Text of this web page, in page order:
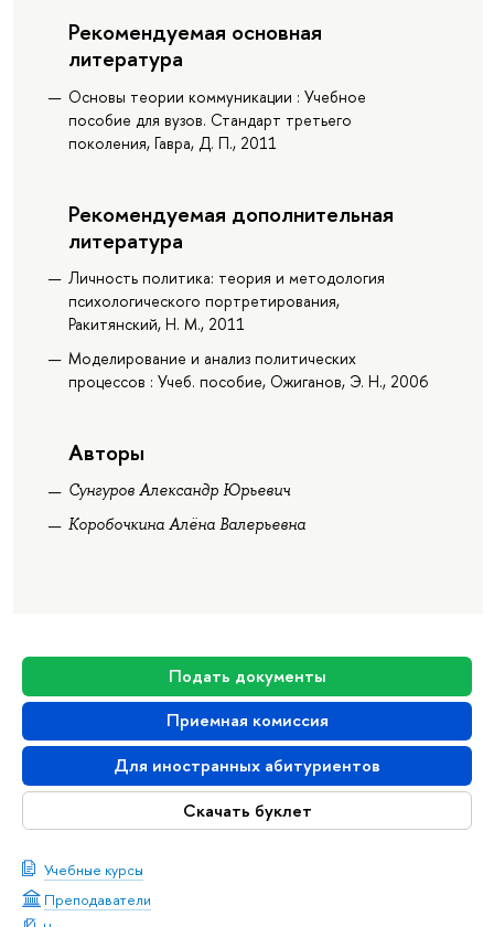
Подать документы
Приемная комиссия
Для иностранных абитуриентов
Скачать буклет
Учебные курсы
Преподаватели
Рекомендуемая основная
литература
Основы теории коммуникации : Учебное
пособие для вузов. Стандарт третьего
поколения, Гавра, Д. П., 2011
Рекомендуемая дополнительная
литература
Личность политика: теория и методология
психологического портретирования,
Ракитянский, Н. М., 2011
Моделирование и анализ политических
процессов : Учеб. пособие, Ожиганов, Э. Н., 2006
Авторы
Сунгуров Александр Юрьевич
Коробочкина Алёна Валерьевна